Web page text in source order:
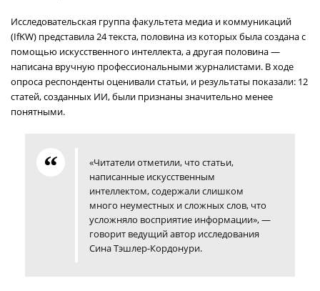
Исследовательская группа факультета медиа и коммуникаций
(IfKW) представила 24 текста, половина из которых была создана с
помощью искусственного интеллекта, а другая половина —
написана вручную профессиональными журналистами. В ходе
опроса респонденты оценивали статьи, и результаты показали: 12
статей, созданных ИИ, были признаны значительно менее
понятными.
«Читатели отметили, что статьи,
написанные искусственным
интеллектом, содержали слишком
много неуместных и сложных слов, что
усложняло восприятие информации», —
говорит ведущий автор исследования
Сина Тэшлер-Кордонури.